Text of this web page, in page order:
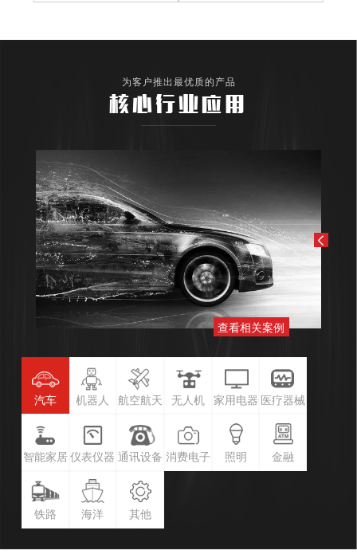
为客户推出最优质的产品
核心行业应用
查看相关案例
汽车 机器人 航空航天 无人机 家用电器 医疗器械
智能家居 仪表仪器 通讯设备 消费电子 照明 金融
铁路 海洋 其他